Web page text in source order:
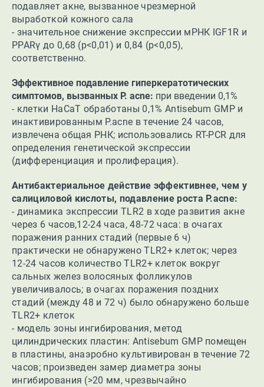
подавляет акне, вызванное чрезмерной
выработкой кожного сала
- значительное снижение экспрессии мРНК IGF1R и
PPARγ до 0,68 (p<0,01) и 0,84 (p<0,05),
соответственно.
Эффективное подавление гиперкератотических
симптомов, вызванных P. acne: при введении 0,1%
- клетки HaCaT обработаны 0,1% Antisebum GMP и
инактивированным P.acne в течение 24 часов,
извлечена общая РНК; использовались RT-PCR для
определения генетической экспрессии
(дифференциация и пролиферация).
Антибактериальное действие эффективнее, чем у
салициловой кислоты, подавление роста P.acne:
- динамика экспрессии TLR2 в ходе развития акне
через 6 часов,12-24 часа, 48-72 часа: в очагах
поражения ранних стадий (первые 6 ч)
практически не обнаружено TLR2+ клеток; через
12-24 часов количество TLR2+ клеток вокруг
сальных желез волосяных фолликулов
увеличивалось; в очагах поражения поздних
стадий (между 48 и 72 ч) было обнаружено больше
TLR2+ клеток
- модель зоны ингибирования, метод
цилиндрических пластин: Antisebum GMP помещен
в пластины, анаэробно культивирован в течение 72
часов; произведен замер диаметра зоны
ингибирования (>20 мм, чрезвычайно